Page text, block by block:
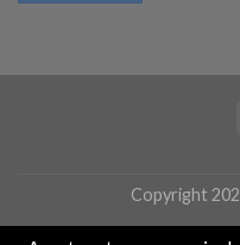
Copyright